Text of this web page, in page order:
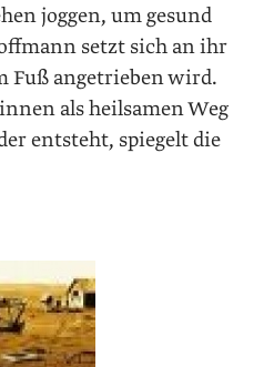
joggen, um gesund
setzt sich an ihr
Fuß angetrieben wird.
als heilsamen Weg
entsteht, spiegelt die